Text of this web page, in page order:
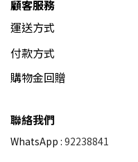
顧客服務
運送方式
付款方式
購物金回贈
聯絡我們
WhatsApp : 92238841